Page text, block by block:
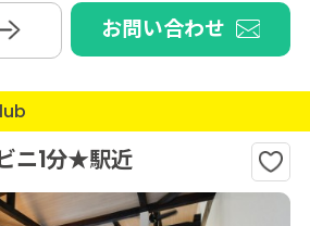
お問い合わせ
ニ1分★駅近